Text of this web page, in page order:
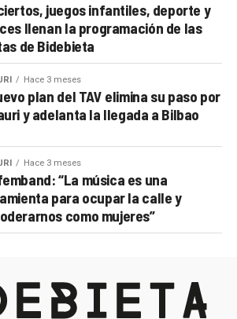
juegos infantiles, deporte y
llenan la programación de las
de Bidebieta
Hace 3 meses
plan del TAV elimina su paso por
y adelanta la llegada a Bilbao
Hace 3 meses
“La música es una
para ocupar la calle y
como mujeres”